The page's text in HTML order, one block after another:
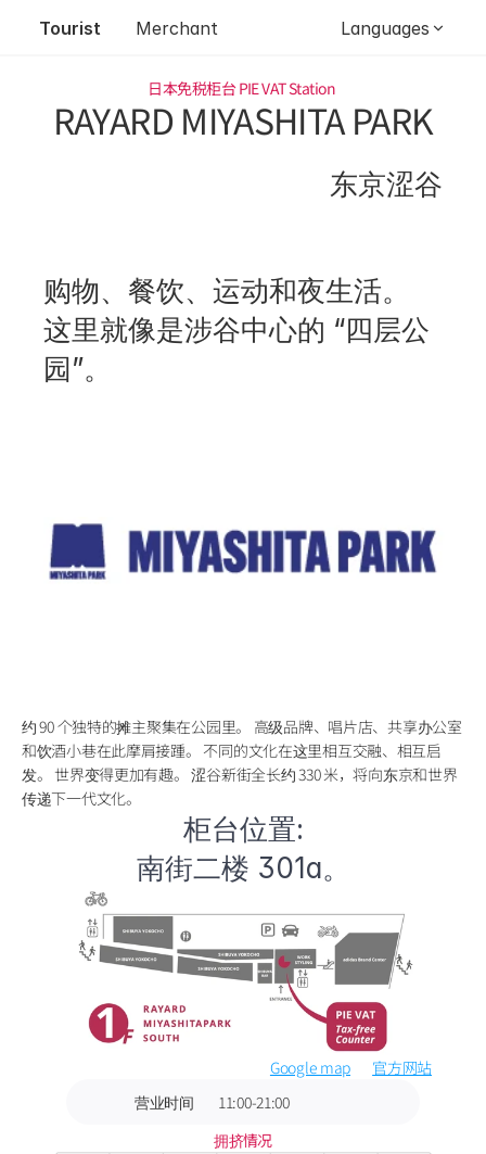
Tourist Merchant Languages
日本免税柜台 PIE VAT Station
RAYARD MIYASHITA PARK
东京涩谷
购物、餐饮、运动和夜生活。
这里就像是涉谷中心的 “四层公
园”。
约 90 个独特的摊主聚集在公园里。 高级品牌、唱片店、共享办公室
和饮酒小巷在此摩肩接踵。 不同的文化在这里相互交融、相互启
发。 世界变得更加有趣。 涩谷新街全长约 330 米，将向东京和世界
传递下一代文化。
柜台位置:
南街二楼 301a。
Google map
官方网站
营业时间
11:00-21:00
拥挤情况